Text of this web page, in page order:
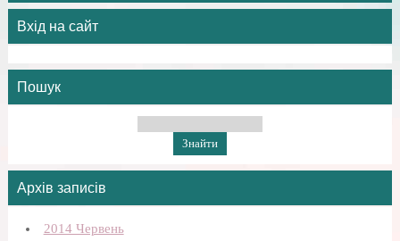
Вхід на сайт
Пошук
Архів записів
2014 Червень